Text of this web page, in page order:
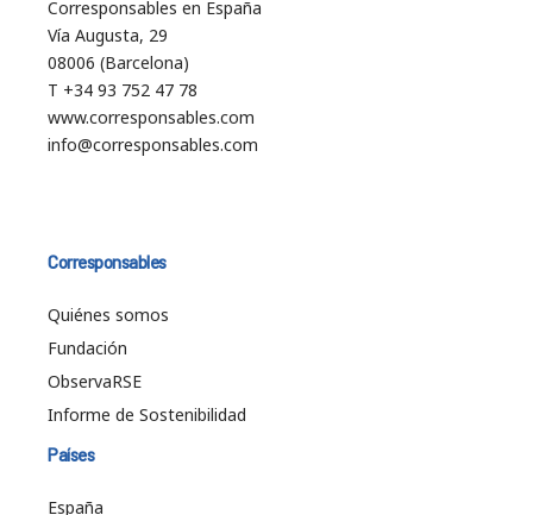
Corresponsables en España
Vía Augusta, 29
08006 (Barcelona)
T +34 93 752 47 78
www.corresponsables.com
info@corresponsables.com
Corresponsables
Quiénes somos
Fundación
ObservaRSE
Informe de Sostenibilidad
Países
España